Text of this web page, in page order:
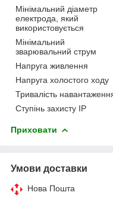
Мінімальний діаметр
електрода, який
використовується
Мінімальний
зварювальний струм
Напруга живлення
Напруга холостого ходу
Тривалість
Ступінь захисту IP
Приховати
Умови доставки
Нова Пошта